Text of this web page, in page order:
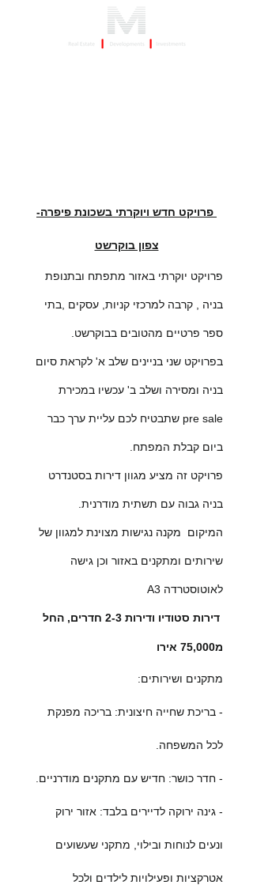
פרויקט חדש ויוקרתי בשכונת פיפרה-
צפון בוקרשט
פרויקט יוקרתי באזור מתפתח ובתנופת
בניה , קרבה למרכזי קניות, עסקים ,בתי
ספר פרטיים מהטובים בבוקרשט.
בפרויקט שני בניינים שלב א' לקראת סיום
בניה ומסירה ושלב ב' עכשיו במכירת
pre sale שתבטיח לכם עליית ערך כבר
ביום קבלת המפתח.
פרויקט זה מציע מגוון דירות בסטנדרט
בניה גבוה עם תשתית מודרנית.
המיקום מקנה נגישות מצוינת למגוון של
שירותים ומתקנים באזור וכן גישה
לאוטוסטרדה A3
דירות סטודיו ודירות 2-3 חדרים, החל
מ75,000 אירו
מתקנים ושירותים:
- בריכת שחייה חיצונית: בריכה מפנקת
לכל המשפחה.
- חדר כושר: חדיש עם מתקנים מודרניים.
- גינה ירוקה לדיירים בלבד: אזור ירוק
ונעים לנוחות ובילוי, מתקני שעשועים
אטרקציות ופעילויות לילדים ולכל